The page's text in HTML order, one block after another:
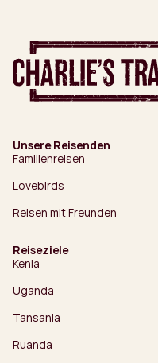
Unsere Reisenden
Familienreisen
Lovebirds
Reisen mit Freunden
Reiseziele
Kenia
Uganda
Tansania
Ruanda